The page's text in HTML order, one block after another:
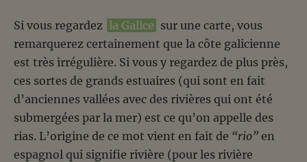
Si vous regardez la Galice sur une carte, vous
remarquerez certainement que la côte galicienne
est très irrégulière. Si vous y regardez de plus près,
ces sortes de grands estuaires (qui sont en fait
d’anciennes vallées avec des rivières qui ont été
submergées par la mer) est ce qu’on appelle des
rias. L’origine de ce mot vient en fait de “rio” en
espagnol qui signifie rivière (pour les rivière